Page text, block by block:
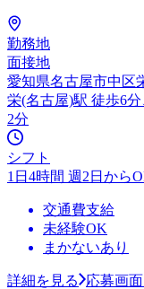
勤務地
面接地
愛知県名古屋市中区
栄(名古屋)駅 徒歩6
2分
シフト
1日4時間 週2日から
交通費支給
未経験OK
まかないあり
詳細を見る
応募画